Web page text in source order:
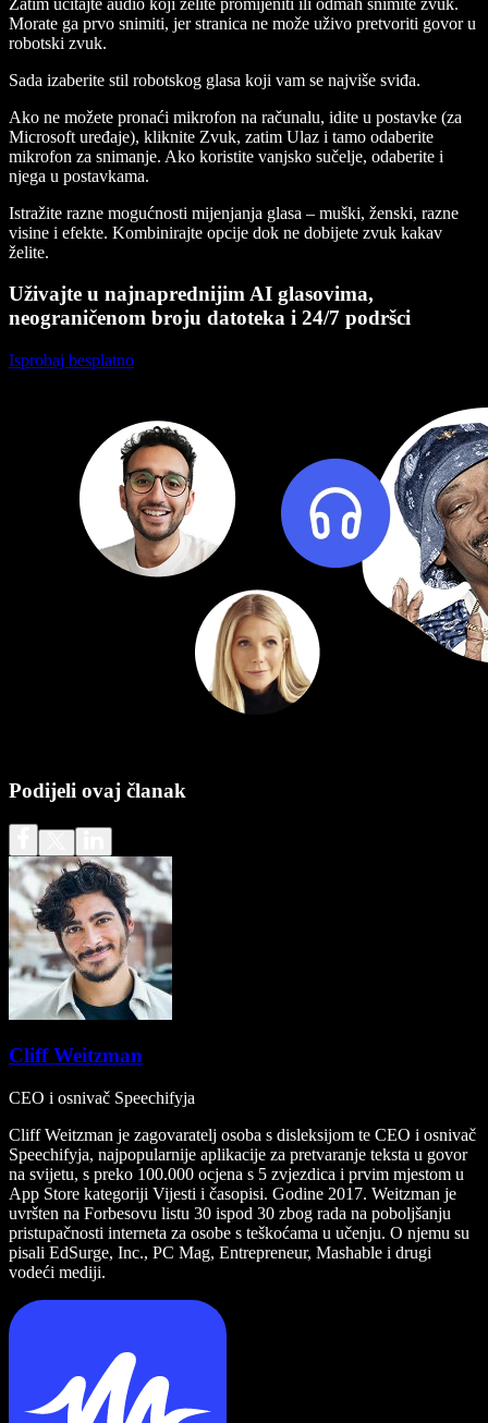
Morate ga prvo snimiti, jer stranica ne može uživo pretvoriti govor u
robotski zvuk.
Sada izaberite stil robotskog glasa koji vam se najviše sviđa.
Ako ne možete pronaći mikrofon na računalu, idite u postavke (za
Microsoft uređaje), kliknite Zvuk, zatim Ulaz i tamo odaberite
mikrofon za snimanje. Ako koristite vanjsko sučelje, odaberite i
njega u postavkama.
Istražite razne mogućnosti mijenjanja glasa – muški, ženski, razne
visine i efekte. Kombinirajte opcije dok ne dobijete zvuk kakav
želite.
Uživajte u najnaprednijim AI glasovima,
neograničenom broju datoteka i 24/7 podršci
Isprobaj besplatno
Podijeli ovaj članak
Cliff Weitzman
CEO i osnivač Speechifyja
Cliff Weitzman je zagovaratelj osoba s disleksijom te CEO i osnivač
Speechifyja, najpopularnije aplikacije za pretvaranje teksta u govor
na svijetu, s preko 100.000 ocjena s 5 zvjezdica i prvim mjestom u
App Store kategoriji Vijesti i časopisi. Godine 2017. Weitzman je
uvršten na Forbesovu listu 30 ispod 30 zbog rada na poboljšanju
pristupačnosti interneta za osobe s teškoćama u učenju. O njemu su
pisali EdSurge, Inc., PC Mag, Entrepreneur, Mashable i drugi
vodeći mediji.